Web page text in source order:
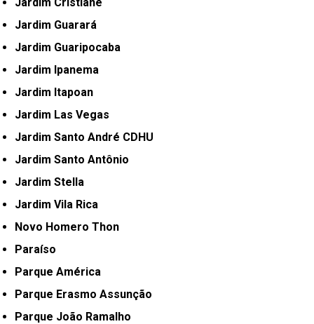
Jardim Guarará
Jardim Guaripocaba
Jardim Ipanema
Jardim Itapoan
Jardim Las Vegas
Jardim Santo André CDHU
Jardim Santo Antônio
Jardim Stella
Jardim Vila Rica
Novo Homero Thon
Paraíso
Parque América
Parque Erasmo Assunção
Parque João Ramalho